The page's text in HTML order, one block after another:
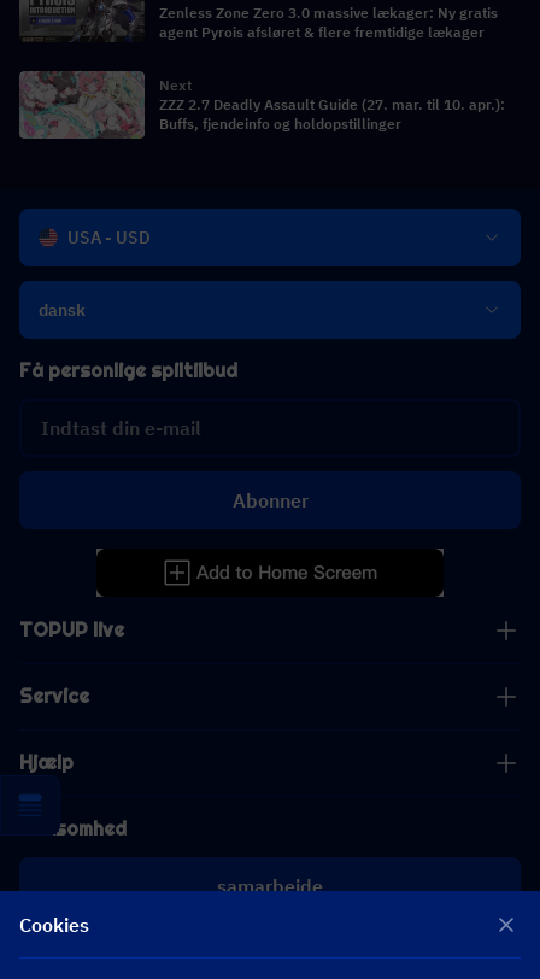
Zenless Zone Zero 3.0 massive lækager: Ny gratis
agent Pyrois afsløret & flere fremtidige lækager
Next
ZZZ 2.7 Deadly Assault Guide (27. mar. til 10. apr.):
Buffs, fjendeinfo og holdopstillinger
USA - USD
dansk
TOPUP live
Service
Hjælp
Virksomhed
samarbejde
Få personlige spiltilbud
Abonner
Cookies